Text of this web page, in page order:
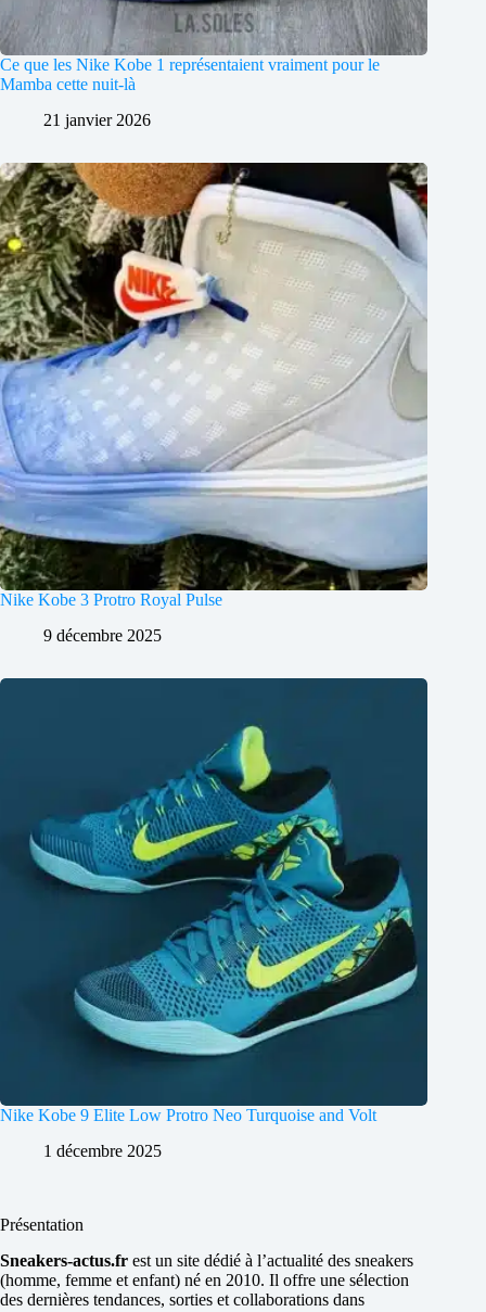
Ce que les Nike Kobe 1 représentaient vraiment pour le
Mamba cette nuit-là
21 janvier 2026
Nike Kobe 3 Protro Royal Pulse
9 décembre 2025
Nike Kobe 9 Elite Low Protro Neo Turquoise and Volt
1 décembre 2025
Présentation
Sneakers-actus.fr est un site dédié à l’actualité des sneakers
(homme, femme et enfant) né en 2010. Il offre une sélection
des dernières tendances, sorties et collaborations dans